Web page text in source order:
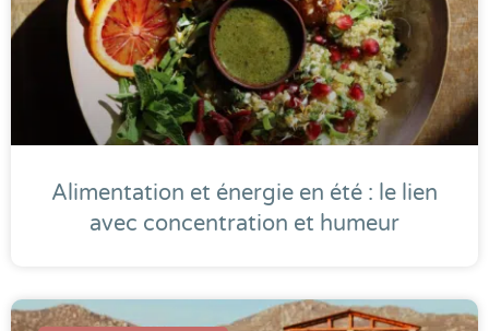
Alimentation et énergie en été : le lien
avec concentration et humeur